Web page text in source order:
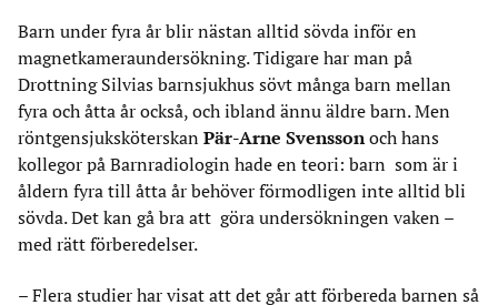
Barn under fyra år blir nästan alltid sövda inför en
magnetkameraundersökning. Tidigare har man på
Drottning Silvias barnsjukhus sövt många barn mellan
fyra och åtta år också, och ibland ännu äldre barn. Men
röntgensjuksköterskan Pär-Arne Svensson och hans
kollegor på Barnradiologin hade en teori: barn som är i
åldern fyra till åtta år behöver förmodligen inte alltid bli
sövda. Det kan gå bra att göra undersökningen vaken –
med rätt förberedelser.
– Flera studier har visat att det går att förbereda barnen så